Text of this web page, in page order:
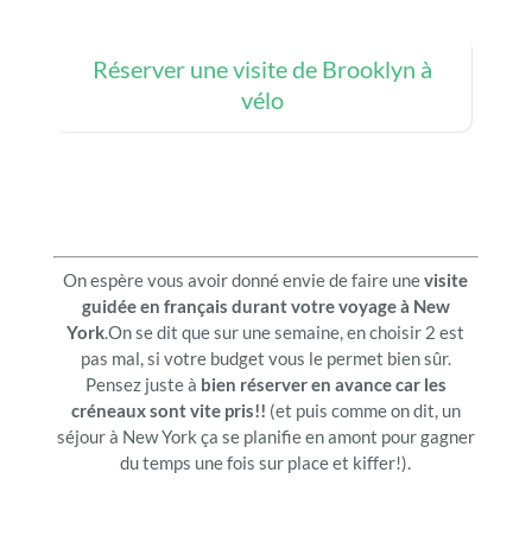
Réserver une visite de Brooklyn à
vélo
On espère vous avoir donné envie de faire unevisite
guidée en français durant votre voyage à New
York.On se dit que sur une semaine, en choisir 2 est
pas mal, si votre budget vous le permet bien sûr.
Pensez juste à bien réserver en avance car les
créneaux sont vite pris!! (et puis comme on dit, un
séjour à New York ça se planifie en amont pour gagner
du temps une fois sur place et kiffer!).